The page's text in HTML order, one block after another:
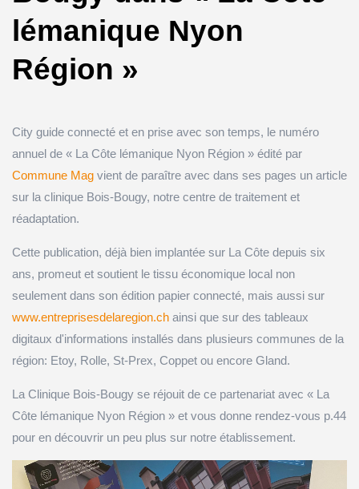
lémanique Nyon
Région »
City guide connecté et en prise avec son temps, le numéro
annuel de « La Côte lémanique Nyon Région » édité par
Commune Mag vient de paraître avec dans ses pages un article
sur la clinique Bois-Bougy, notre centre de traitement et
réadaptation.
Cette publication, déjà bien implantée sur La Côte depuis six
ans, promeut et soutient le tissu économique local non
seulement dans son édition papier connecté, mais aussi sur
www.entreprisesdelaregion.ch ainsi que sur des tableaux
digitaux d'informations installés dans plusieurs communes de la
région: Etoy, Rolle, St-Prex, Coppet ou encore Gland.
La Clinique Bois-Bougy se réjouit de ce partenariat avec « La
Côte lémanique Nyon Région » et vous donne rendez-vous p.44
pour en découvrir un peu plus sur notre établissement.